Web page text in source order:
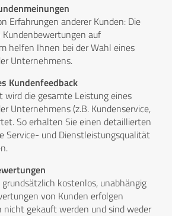
Erfahrungen anderer Kunden: Die
auf
helfen Ihnen bei der Wahl eines
Unternehmens.
Kundenfeedback
wird die gesamte Leistung eines
Unternehmens (z.B. Kundenservice,
So erhalten Sie einen detaillierten
Service- und Dienstleistungsqualität
kostenlos, unabhängig
von Kunden erfolgen
nicht gekauft werden und sind weder